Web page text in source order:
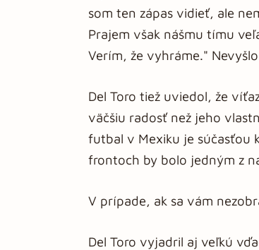
som ten zápas vidieť, ale
Prajem však nášmu tímu
Verím, že vyhráme."
Del Toro tiež uviedol, že
väčšiu radosť než jeho
futbal v Mexiku je súčasťou
frontoch by bolo jedným z
V prípade, ak sa vám
Del Toro vyjadril aj veľkú